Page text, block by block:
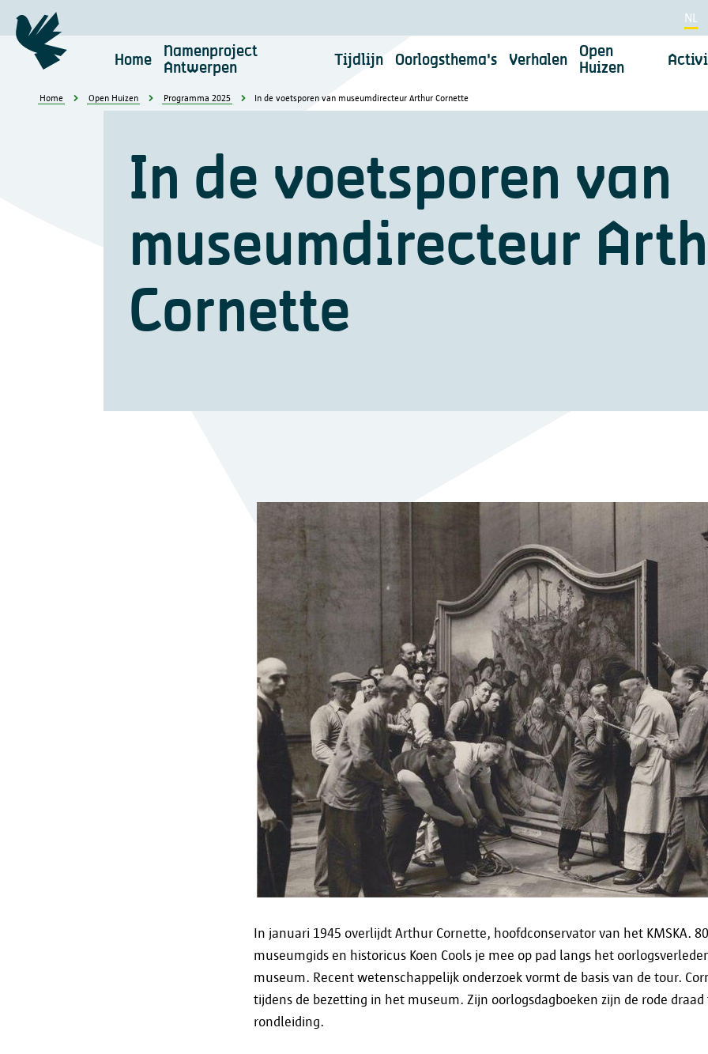
Home Open Huizen Programma 2025 In de voetsporen van museumdirecteur Arthur Cornette
NL
Home
Namenproject
Antwerpen
Tijdlijn Oorlogsthema's Verhalen
Open
Huizen
In de voetsporen van
museumdirecteur
Cornette
In januari 1945 overlijdt Arthur Cornette, hoofdconservator van het KMSKA.
museumgids en historicus Koen Cools je mee op pad langs het
museum. Recent wetenschappelijk onderzoek vormt de basis van de tour.
tijdens de bezetting in het museum. Zijn oorlogsdagboeken zijn de rode draad
rondleiding.
Privacybeleid
Privacybeleid
Antwerpen Herdenkt maakt deel uit van stad Antwerpen. Voor stad Antwerpen is digitale
het uitgangspunt. We willen dit doen met respect voor je privacy. Je leest er
Waarvoor gebruiken we je
persoonsgegevens?
Voor de verwerking van nieuwsbrieven heb je
Doorgifte aan andere partijen
Stad Antwerpen geeft je persoonsgegevens enkel
de door jou gevraagde informatie te
de door jou gewenste dienstverlening
te voldoen aan wettelijke verplichtingen.
Als je wil weten of en aan wie je gegevens
geval, dan kan je contact opnemen via
Bewaartermijn
Je persoonsgegevens worden verwerkt en